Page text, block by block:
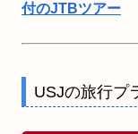
付のJTBツアー
USJの旅行プ